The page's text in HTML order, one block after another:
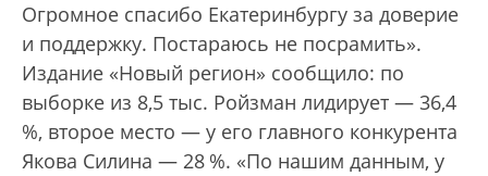
Огромное спасибо Екатеринбургу за доверие
и поддержку. Постараюсь не посрамить».
Издание «Новый регион» сообщило: по
выборке из 8,5 тыс. Ройзман лидирует — 36,4
%, второе место — у его главного конкурента
Якова Силина — 28 %. «По нашим данным, у